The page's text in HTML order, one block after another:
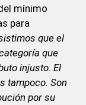
mínimo
para
que el
que
injusto. El
tampoco. Son
por su